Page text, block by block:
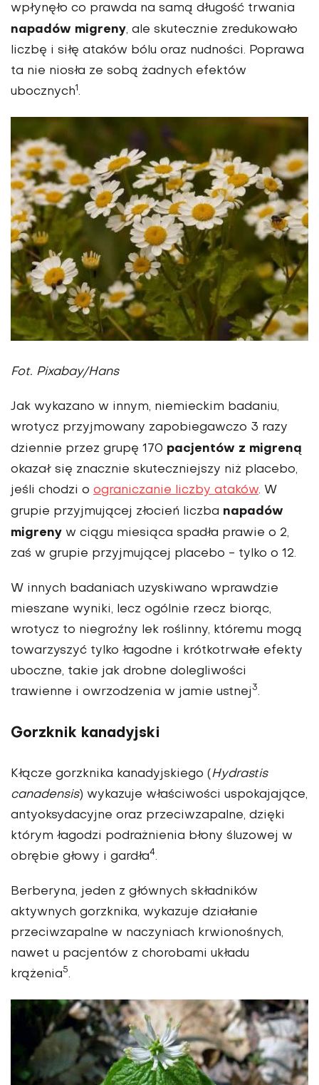
wpłynęło co prawda na samą długość trwania
napadów migreny, ale skutecznie zredukowało
liczbę i siłę ataków bólu oraz nudności. Poprawa
ta nie niosła ze sobą żadnych efektów
ubocznych1.
Fot. Pixabay/Hans
Jak wykazano w innym, niemieckim badaniu,
wrotycz przyjmowany zapobiegawczo 3 razy
dziennie przez grupę 170 pacjentów z migreną
okazał się znacznie skuteczniejszy niż placebo,
jeśli chodzi o ograniczanie liczby ataków. W
grupie przyjmującej złocień liczba napadów
migreny w ciągu miesiąca spadła prawie o 2,
zaś w grupie przyjmującej placebo - tylko o 12.
W innych badaniach uzyskiwano wprawdzie
mieszane wyniki, lecz ogólnie rzecz biorąc,
wrotycz to niegroźny lek roślinny, któremu mogą
towarzyszyć tylko łagodne i krótkotrwałe efekty
uboczne, takie jak drobne dolegliwości
trawienne i owrzodzenia w jamie ustnej3.
Gorzknik kanadyjski
Kłącze gorzknika kanadyjskiego (Hydrastis
canadensis) wykazuje właściwości uspokajające,
antyoksydacyjne oraz przeciwzapalne, dzięki
którym łagodzi podrażnienia błony śluzowej w
obrębie głowy i gardła4.
Berberyna, jeden z głównych składników
aktywnych gorzknika, wykazuje działanie
przeciwzapalne w naczyniach krwionośnych,
nawet u pacjentów z chorobami układu
krążenia5.